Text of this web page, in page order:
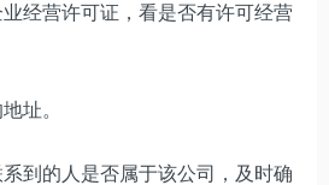
经营许可证，看是否有许可经营
址。
到的人是否属于该公司，及时确